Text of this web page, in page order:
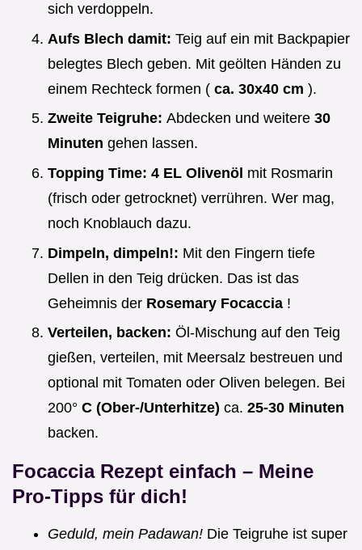
sich verdoppeln.
Aufs Blech damit: Teig auf ein mit Backpapier
belegtes Blech geben. Mit geölten Händen zu
einem Rechteck formen ( ca. 30x40 cm ).
Zweite Teigruhe: Abdecken und weitere 30
Minuten gehen lassen.
Topping Time: 4 EL Olivenöl mit Rosmarin
(frisch oder getrocknet) verrühren. Wer mag,
noch Knoblauch dazu.
Dimpeln, dimpeln!: Mit den Fingern tiefe
Dellen in den Teig drücken. Das ist das
Geheimnis der Rosemary Focaccia !
Verteilen, backen: Öl-Mischung auf den Teig
gießen, verteilen, mit Meersalz bestreuen und
optional mit Tomaten oder Oliven belegen. Bei
200° C (Ober-/Unterhitze) ca. 25-30 Minuten
backen.
Focaccia Rezept einfach – Meine
Pro-Tipps für dich!
Geduld, mein Padawan! Die Teigruhe ist super